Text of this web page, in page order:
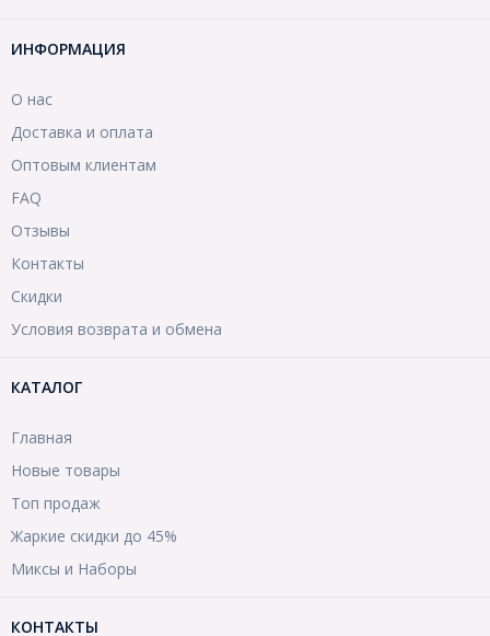
ИНФОРМАЦИЯ
О нас
Доставка и оплата
Оптовым клиентам
FAQ
Отзывы
Контакты
Скидки
Условия возврата и обмена
КАТАЛОГ
Главная
Новые товары
Топ продаж
Жаркие скидки до 45%
Миксы и Наборы
КОНТАКТЫ